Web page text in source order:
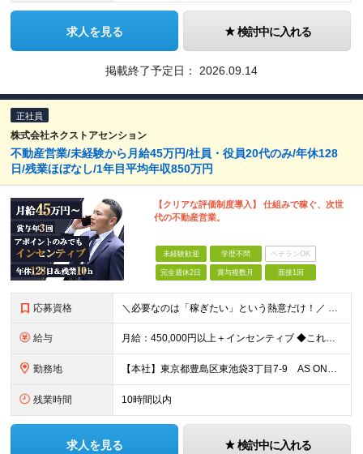
求人を見る 検討中に入れる
掲載終了予定日： 2026.09.14
正社員
株式会社ネクストアセンション
不動産営業/未経験から月給45万円/社員・役員20代のみ/年休128
日/残業ほぼなし/1年目平均年収850万円
【クリアな評価制度導入】 仕組みで稼ぐ、次世
代の不動産営業。
未経験歓迎 学歴不問 ベテランOK
完全週休2日 賞与複数月 面接1回
応募資格 ＼必要なのは「稼ぎたい」という熱意だけ！／ 建前の志望理由は要りません。素直なあなたの「本音」を教えてください。 ●学歴不問・職歴完全不問 ●社会人デビュー、第二新卒大歓迎 現在活躍中のメンバーの
給与 月給：450,000円以上＋インセンティブ ◆これから頑張る仲間への“先行投資”として、高水準の固定給を設定◆ ※固定残業20時間分50,300円含む ※超過分は別途支給します ※試用期間3ヵ月あ
勤務地 【本社】東京都豊島区東池袋3丁目7-9 AS ONE 東池袋ビル6F 【福岡支店】福岡県福岡市博多区博多駅前4丁目24－13博多ビジネススクエア10階 ※転勤はありません ※お客様のご状況に合わせ
残業時間 10時間以内
求人を見る 検討中に入れる